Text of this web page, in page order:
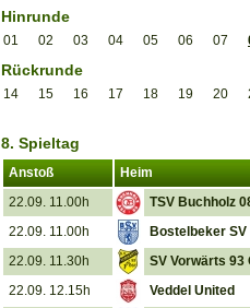
Hinrunde
01 02 03 04 05 06 07
Rückrunde
14 15 16 17 18 19 20
8. Spieltag
Anstoß
Heim
22.09. 11.00h
TSV Buchholz
22.09. 11.00h
Bostelbeker SV
22.09. 11.30h
SV Vorwärts 93
22.09. 12.15h
Veddel United